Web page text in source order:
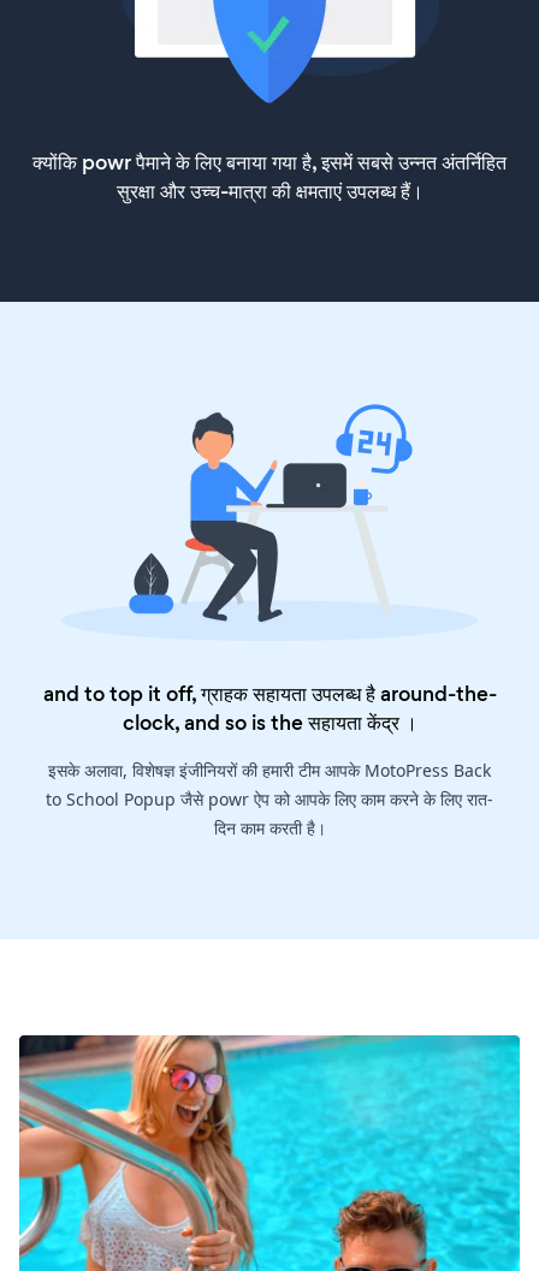
क्योंकि powr पैमाने के लिए बनाया गया है, इसमें सबसे उन्नत अंतर्निहित
सुरक्षा और उच्च-मात्रा की क्षमताएं उपलब्ध हैं।
and to top it off, ग्राहक सहायता उपलब्ध है around-the-
clock, and so is theसहायता केंद्र।
इसके अलावा, विशेषज्ञ इंजीनियरों की हमारी टीम आपके MotoPress Back
to School Popup जैसे powr ऐप को आपके लिए काम करने के लिए रात-
दिन काम करती है।